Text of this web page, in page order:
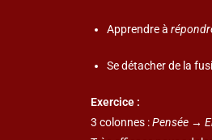
Apprendre à
Se détacher de la
Exercice :
3 colonnes :Pensée →